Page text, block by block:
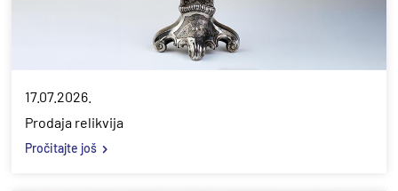
17.07.2026.
Prodaja relikvija
Pročitajte još